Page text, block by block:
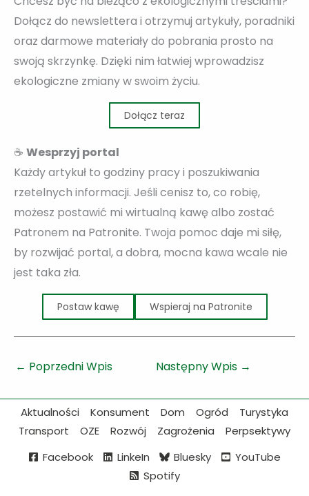
Dołącz do newslettera i otrzymuj artykuły, poradniki
oraz darmowe materiały do pobrania prosto na
swoją skrzynkę. Dzięki nim łatwiej wprowadzisz
ekologiczne zmiany w swoim życiu.
Dołącz teraz
☕ Wesprzyj portal
Każdy artykuł to godziny pracy i poszukiwania
rzetelnych informacji. Jeśli cenisz to, co robię,
możesz postawić mi wirtualną kawę albo zostać
Patronem na Patronite. Twoja pomoc daje mi siłę,
by rozwijać portal, a dobra, mocna kawa wcale nie
jest taka zła.
Postaw kawę Wspieraj na Patronite
← Poprzedni Wpis Następny Wpis →
Aktualności Konsument Dom Ogród
Turystyka
Transport
OZE Rozwój Zagrożenia
Perpsektywy
Facebook
LinkeIn Bluesky
YouTube
Spotify